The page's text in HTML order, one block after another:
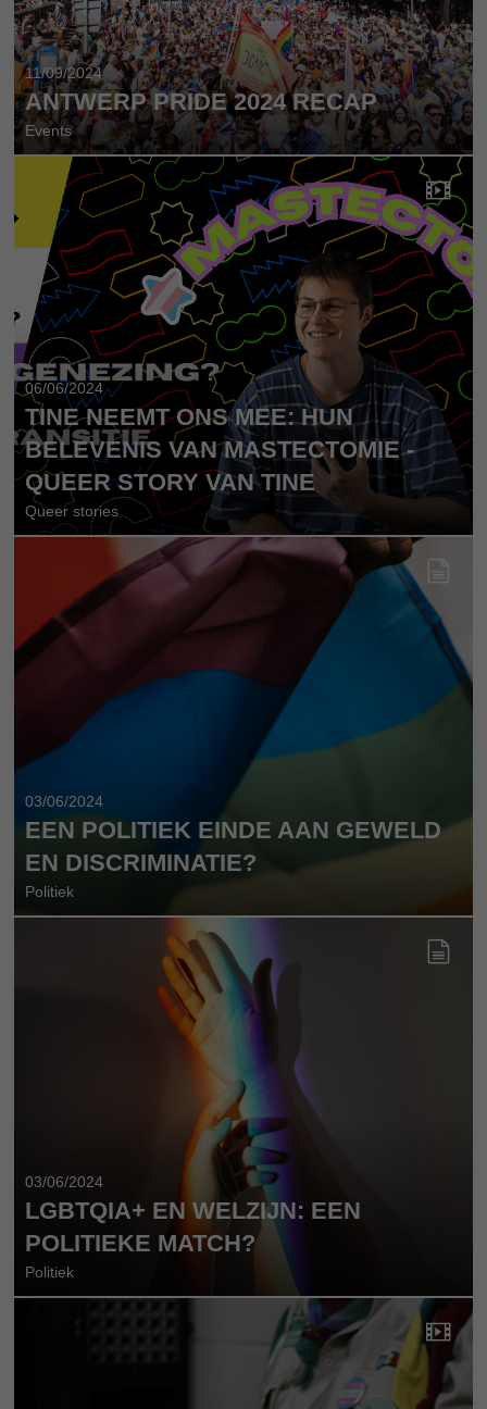
11/09/2024
ANTWERP PRIDE 2024 RECAP
Events
06/06/2024
TINE NEEMT ONS MEE: HUN
BELEVENIS VAN MASTECTOMIE -
QUEER STORY VAN TINE
Queer stories
03/06/2024
EEN POLITIEK EINDE AAN GEWELD
EN DISCRIMINATIE?
Politiek
03/06/2024
LGBTQIA+ EN WELZIJN: EEN
POLITIEKE MATCH?
Politiek